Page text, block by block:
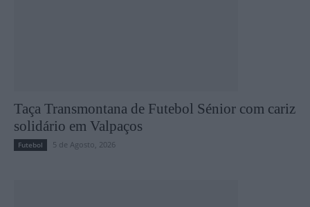
Taça Transmontana de Futebol Sénior com cariz
solidário em Valpaços
Futebol 5 de Agosto, 2026